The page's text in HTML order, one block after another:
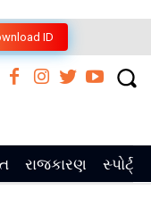
ID
રાજકારણ સ્પોર્ટ્સ